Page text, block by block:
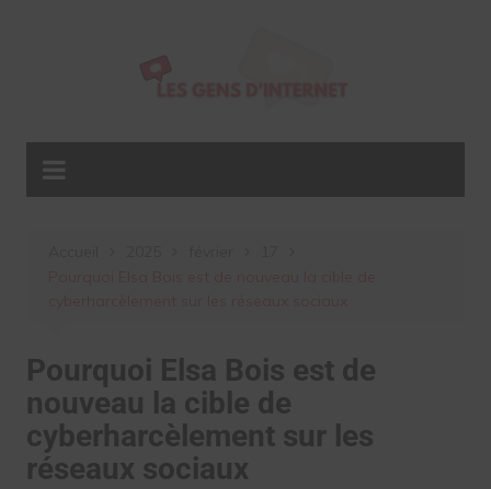
Pourquoi Elsa Bois est de
nouveau la cible de
cyberharcèlement sur les
réseaux sociaux